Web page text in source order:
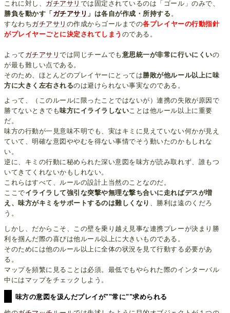
これに対し、 ガチアサリ では固定されているのは「ゴール」のみで、
勝負を動かす「 ガチアサリ 」は各自が作成・所持する 。
すなわちガチアサリ の作成からゴールまでの各プレイヤーの行動指針
がプレイヤーごとに決定されてしまう のである。
よって ガチアサリでは同じチームでも 意思統一が非常に行いにくいの
が最も難しい点である。
そのため、ほとんどのプレイヤーにとっては勝敗が他ルール以上に味
方に大きく左右されるのは避けられない事実なのである。
よって、（このルールに限ったことではないが）連携の失敗が原因で
勝てないときでも味方にイライラしないことは他ルール以上に重要
だ。
味方の行動が一見意味不明でも、実はキミに見えていない何かが見え
ていて、明確な意図ややむを得ない事情でそう動いたのかもしれな
い。
逆に、キミの行動に秘められた深い意図を味方が読み取れず、誰もつ
いてきてくれないかもしれない。
これらはすべて、ルールの設計上当然のことなのだ。
ここでイライラして強引な突撃や無理な撃ち合いに走ればデスが増
え、味方がキミをサポートするのは難しくなり 、勝利は遠のくだろ
う。
しかし、だからこそ、この壁を乗り越え見事な連携プレーが決まり勝
利を掴んだ際の喜びは他ルール以上に大きいものである。
そのためには他のルール以上に全体の状況を見て行動する必要があ
る。
マップを頻繁に見ることは必須。最低でもやられた際のインターバル
中にはマップをチェックしよう。
味方の意図を汲んだプレイが""常に""求められる